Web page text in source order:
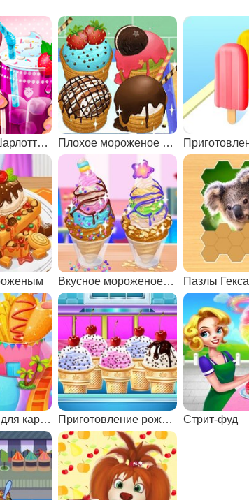
Игра Кафе Шарлотты Землянички Плохое мороженое украшение
Вкусное мороженое Чуррос Пазлы Гекса
Готовим еду для карнавала 2 Приготовление рожков с мороженым Стрит-фуд